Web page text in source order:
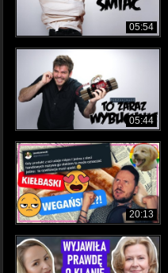
05:54
05:44
20:13